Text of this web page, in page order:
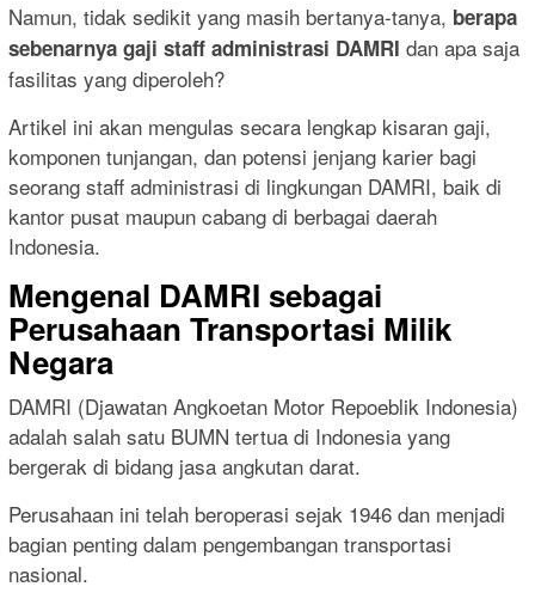
Namun, tidak sedikit yang masih bertanya-tanya, berapa
sebenarnya gaji staff administrasi DAMRI dan apa saja
fasilitas yang diperoleh?
Artikel ini akan mengulas secara lengkap kisaran gaji,
komponen tunjangan, dan potensi jenjang karier bagi
seorang staff administrasi di lingkungan DAMRI, baik di
kantor pusat maupun cabang di berbagai daerah
Indonesia.
Mengenal DAMRI sebagai
Perusahaan Transportasi Milik
Negara
DAMRI (Djawatan Angkoetan Motor Repoeblik Indonesia)
adalah salah satu BUMN tertua di Indonesia yang
bergerak di bidang jasa angkutan darat.
Perusahaan ini telah beroperasi sejak 1946 dan menjadi
bagian penting dalam pengembangan transportasi
nasional.